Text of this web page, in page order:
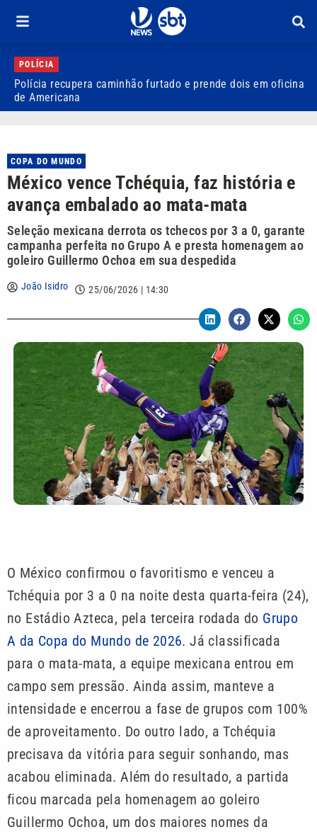
POLÍCIA
Polícia recupera caminhão furtado e prende dois em oficina
de Americana
COPA DO MUNDO
México vence Tchéquia, faz história e
avança embalado ao mata-mata
Seleção mexicana derrota os tchecos por 3 a 0, garante
campanha perfeita no Grupo A e presta homenagem ao
goleiro Guillermo Ochoa em sua despedida
João Isidro 25/06/2026 | 14:30
O México confirmou o favoritismo e venceu a
Tchéquia por 3 a 0 na noite desta quarta-feira (24),
no Estádio Azteca, pela terceira rodada do Grupo
A da Copa do Mundo de 2026. Já classificada
para o mata-mata, a equipe mexicana entrou em
campo sem pressão. Ainda assim, manteve a
intensidade e encerrou a fase de grupos com 100%
de aproveitamento. Do outro lado, a Tchéquia
precisava da vitória para seguir sonhando, mas
acabou eliminada. Além do resultado, a partida
ficou marcada pela homenagem ao goleiro
Guillermo Ochoa, um dos maiores nomes da